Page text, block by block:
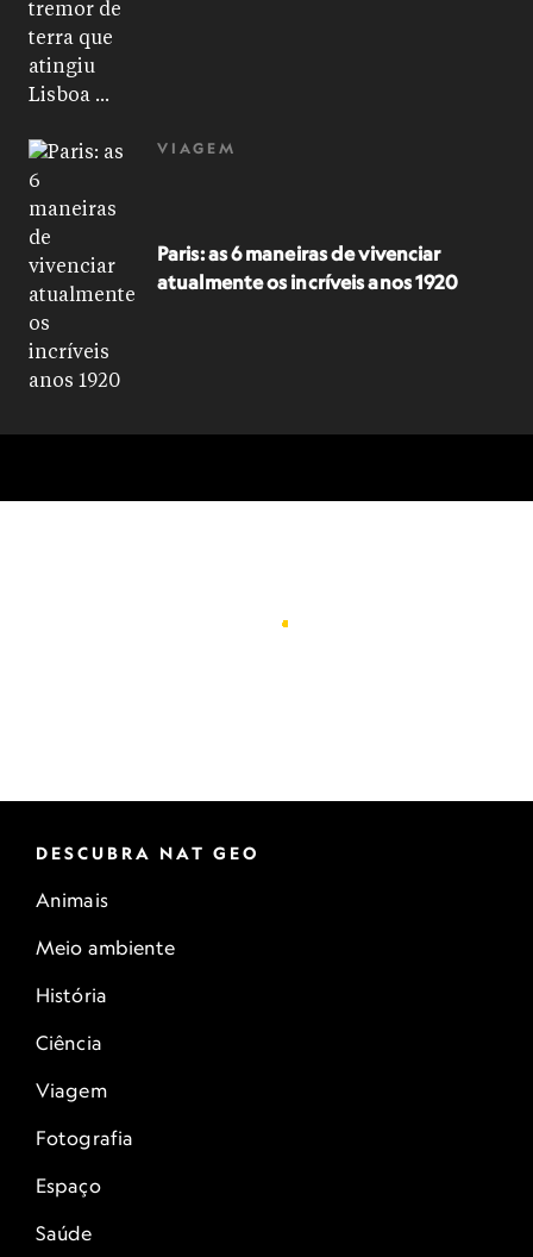
VIAGEM
Paris: as 6 maneiras de vivenciar
atualmente os incríveis anos 1920
DESCUBRA NAT GEO
Animais
Meio ambiente
História
Ciência
Viagem
Fotografia
Espaço
Saúde